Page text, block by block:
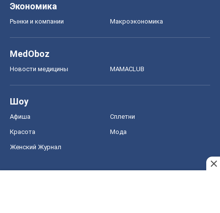
Экономика
Рынки и компании Mакроэкономика
MedOboz
Новости медицины MAMACLUB
Шоу
Афиша Сплетни
Красота Мода
Женский Журнал